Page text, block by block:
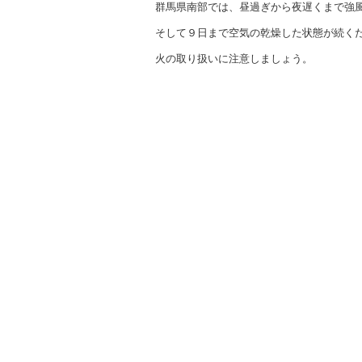
群馬県南部では、昼過ぎから夜遅くまで強
そして９日まで空気の乾燥した状態が続くた
火の取り扱いに注意しましょう。